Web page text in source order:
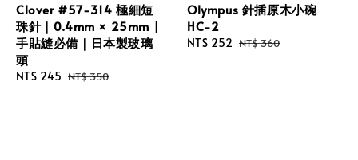
Clover #57-314 極細短
珠針｜0.4mm × 25mm |
手貼縫必備｜日本製玻璃
頭
Sale
NT$ 245 Regular
NT$ 350
Olympus 針插原木小碗
HC-2
Sale
NT$ 252 Regular
NT$ 360